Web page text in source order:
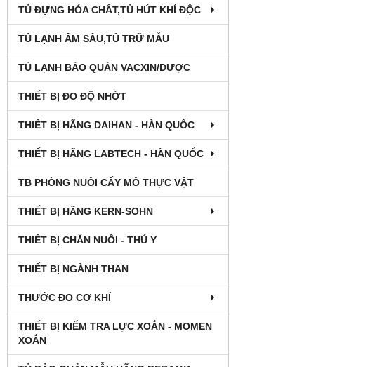
TỦ ĐỰNG HÓA CHẤT,TỦ HÚT KHÍ ĐỘC
TỦ LẠNH ÂM SÂU,TỦ TRỮ MẪU
TỦ LẠNH BẢO QUẢN VACXIN/DƯỢC
THIẾT BỊ ĐO ĐỘ NHỚT
THIẾT BỊ HÃNG DAIHAN - HÀN QUỐC
THIẾT BỊ HÃNG LABTECH - HÀN QUỐC
TB PHÒNG NUÔI CẤY MÔ THỰC VẬT
THIẾT BỊ HÃNG KERN-SOHN
THIẾT BỊ CHĂN NUÔI - THÚ Y
THIẾT BỊ NGÀNH THAN
THƯỚC ĐO CƠ KHÍ
THIẾT BỊ KIỂM TRA LỰC XOẮN - MOMEN
XOẮN